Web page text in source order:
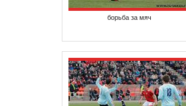
борьба за мяч